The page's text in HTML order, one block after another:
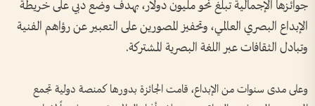
جوائزها الإجمالية تبلغ نحو مليون دولار، بهدف وضع دبي على خريطة
الإبداع البصري العالمي، وتحفيز المصورين على التعبير عن رؤاهم الفنية
وتبادل الثقافات عبر اللغة البصرية المشتركة.
وعلى مدى سنوات من الإبداع، قامت الجائزة بدورها كمنصة دولية تجمع